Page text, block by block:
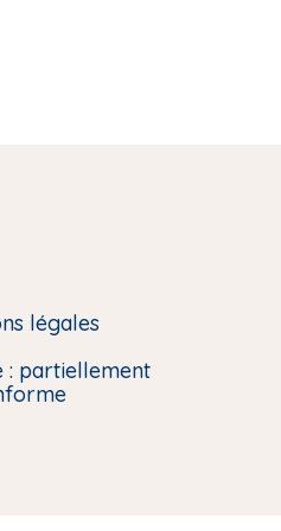
légales
: partiellement